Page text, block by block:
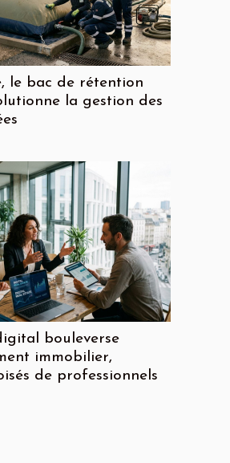
le bac de rétention
la gestion des
bouleverse
immobilier,
de professionnels